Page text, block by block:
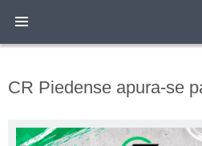
CR Piedense apura-se